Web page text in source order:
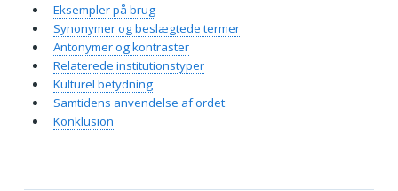
Eksempler på brug
Synonymer og beslægtede termer
Antonymer og kontraster
Relaterede institutionstyper
Kulturel betydning
Samtidens anvendelse af ordet
Konklusion